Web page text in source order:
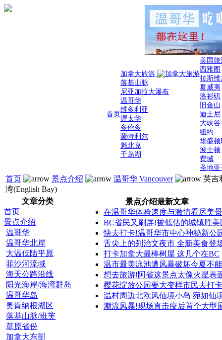
首页
加拿大旅游
落基山脉
尼亚加拉大瀑布
温哥华
维多利亚
渥太华
多伦多
蒙特利尔
魁北克
千岛湖
美国
西雅图
拉斯维
夏威夷
洛衫矶
旧金山
迪士尼
大峡谷
纽约
华盛顿
波士顿
费城
圣地亚
首页 景点介绍 温哥华 Vancouver
英吉
湾(English Bay)
文章分类
首页
景点介绍
温哥华
温哥华北岸
大温低陆平原
菲沙河流域
海天公路沿线
阳光海岸/海湾群岛
温哥华岛
奥肯纳根湖区
落基山脉/班芙
草原省份
加拿大东部
景点介绍最新文章
在温哥华体验速度与激情看尽美景
BC省民又刷屏!被低估的城镇胜美
快去打卡!温哥华市中心神秘新公
舌尖上的列治文夜市 全新美食登
打卡加拿大最棒树屋 这几个在BC
温市最美泳池遭风暴破坏今夏不
想去旅游!阿省这景点太像火星表
樱花绽放公园要大变样市民去打卡
温村周边北欧风仙境小岛 宛如仙
潮流风暴!现场直击疫后首个大型